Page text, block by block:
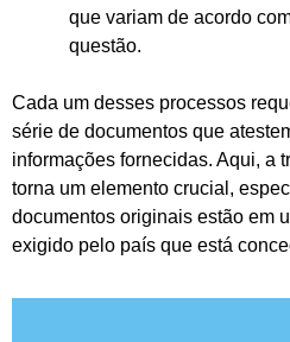
que variam de acordo
questão.
Cada um desses processos
série de documentos que
informações fornecidas. Aqui, a
torna um elemento crucial,
documentos originais estão em
exigido pelo país que está